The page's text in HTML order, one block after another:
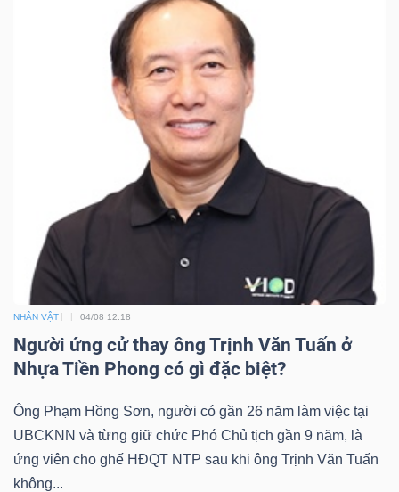
NHÂN VẬT 04/08 12:18
Người ứng cử thay ông Trịnh Văn Tuấn ở
Nhựa Tiền Phong có gì đặc biệt?
Ông Phạm Hồng Sơn, người có gần 26 năm làm việc tại
UBCKNN và từng giữ chức Phó Chủ tịch gần 9 năm, là
ứng viên cho ghế HĐQT NTP sau khi ông Trịnh Văn Tuấn
không...
Người nội bộ Người liên quan
của
tác
giả
(-)
Báo
phân
tích
(-)